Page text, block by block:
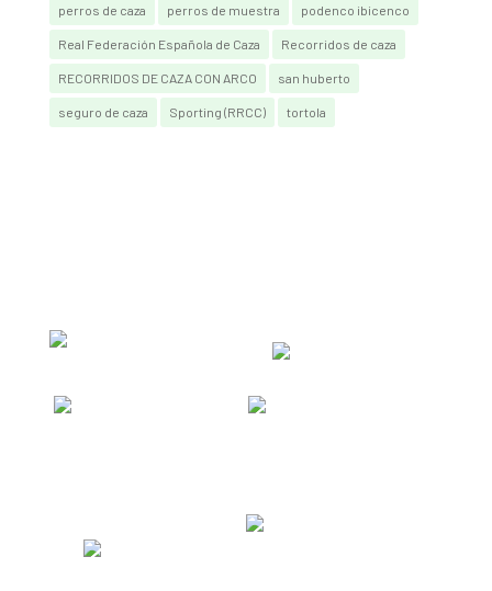
perros de caza perros de muestra podenco ibicenco
Real Federación Española de Caza Recorridos de caza
RECORRIDOS DE CAZA CON ARCO san huberto
seguro de caza Sporting (RRCC) tortola